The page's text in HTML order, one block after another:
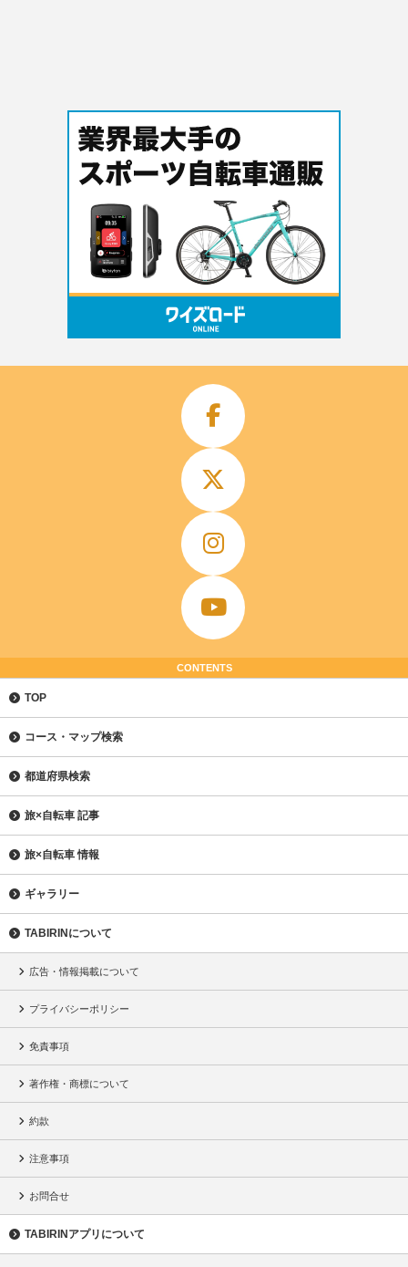
CONTENTS
TOP
コース・マップ検索
都道府県検索
旅×自転車 記事
旅×自転車 情報
ギャラリー
TABIRINについて
広告・情報掲載について
プライバシーポリシー
免責事項
著作権・商標について
約款
注意事項
お問合せ
TABIRINアプリについて